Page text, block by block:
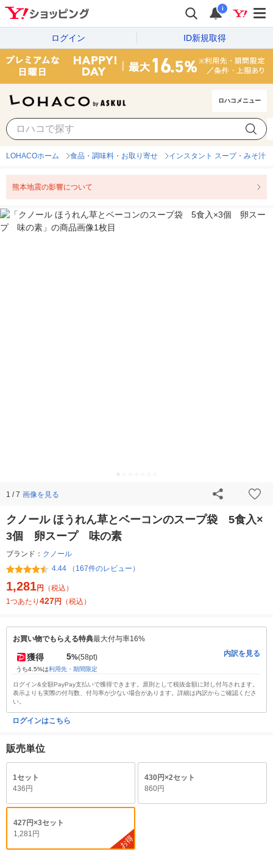
i
ログイン ID新規取得
ロハコメニュー
LOHACOホーム 食品・調味料・お取り寄せ インスタント スープ・みそ汁
熊本地震の影響について
1 / 7 画像を見る
クノール ほうれん草とベーコンのスープ袋 5食入×
3個 卵スープ 味の素
ブランド： クノール
4.44 （167件のレビュー）
1,281円
（税込）
1つあたり 427円 （税込）
お買い物でもらえる特典最大付与率16%
獲得 5%(58pt)
うち4.5%は利用先・期間限定
内訳を見る
ログイン&全額PayPay支払いで獲得できます。原則として税抜金額に対し付与されます。
表示よりも実際の付与数、付与率が少ない場合があります。詳細は内訳からご確認くださ
い。
ログインはこちら
販売単位
1セット
436円
430円×2セット
860円
427円×3セット
1,281円
お得